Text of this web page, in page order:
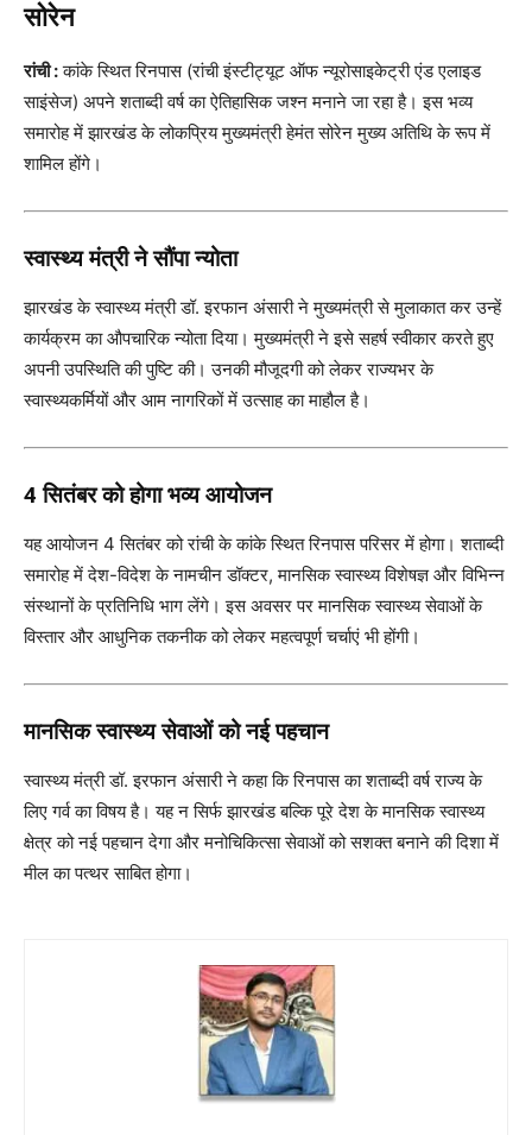
सोरेन
रांची :कांके स्थित रिनपास (रांची इंस्टीट्यूट ऑफ न्यूरोसाइकेट्री एंड एलाइड
साइंसेज) अपने शताब्दी वर्ष का ऐतिहासिक जश्न मनाने जा रहा है। इस भव्य
समारोह में झारखंड के लोकप्रिय मुख्यमंत्री हेमंत सोरेन मुख्य अतिथि के रूप में
शामिल होंगे।
स्वास्थ्य मंत्री ने सौंपा न्योता
झारखंड के स्वास्थ्य मंत्री डॉ. इरफान अंसारी ने मुख्यमंत्री से मुलाकात कर उन्हें
कार्यक्रम का औपचारिक न्योता दिया। मुख्यमंत्री ने इसे सहर्ष स्वीकार करते हुए
अपनी उपस्थिति की पुष्टि की। उनकी मौजूदगी को लेकर राज्यभर के
स्वास्थ्यकर्मियों और आम नागरिकों में उत्साह का माहौल है।
4 सितंबर को होगा भव्य आयोजन
यह आयोजन 4 सितंबर को रांची के कांके स्थित रिनपास परिसर में होगा। शताब्दी
समारोह में देश-विदेश के नामचीन डॉक्टर, मानसिक स्वास्थ्य विशेषज्ञ और विभिन्न
संस्थानों के प्रतिनिधि भाग लेंगे। इस अवसर पर मानसिक स्वास्थ्य सेवाओं के
विस्तार और आधुनिक तकनीक को लेकर महत्वपूर्ण चर्चाएं भी होंगी।
मानसिक स्वास्थ्य सेवाओं को नई पहचान
स्वास्थ्य मंत्री डॉ. इरफान अंसारी ने कहा कि रिनपास का शताब्दी वर्ष राज्य के
लिए गर्व का विषय है। यह न सिर्फ झारखंड बल्कि पूरे देश के मानसिक स्वास्थ्य
क्षेत्र को नई पहचान देगा और मनोचिकित्सा सेवाओं को सशक्त बनाने की दिशा में
मील का पत्थर साबित होगा।